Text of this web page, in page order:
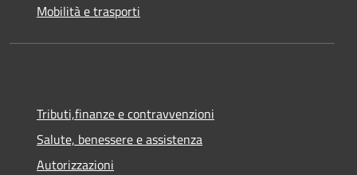
Mobilità e trasporti
Tributi,finanze e contravvenzioni
Salute, benessere e assistenza
Autorizzazioni